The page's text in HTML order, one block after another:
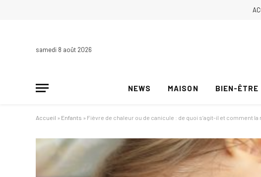
samedi 8 août 2026
NEWS MAISON BIEN-ÊTRE
Accueil » Enfants » Fièvre de chaleur ou de canicule : de quoi s’agit-il et comment la